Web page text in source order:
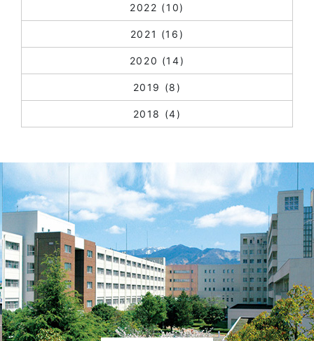
2022 (10)
2021 (16)
2020 (14)
2019 (8)
2018 (4)